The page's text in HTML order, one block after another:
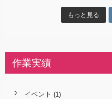
もっと見る
作業実績
イベント (1)